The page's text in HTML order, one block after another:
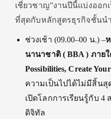
เชี่ยวชาญ”งานปีนี้แบ่งออก
ที่สุดกับหลักสูตรธุรกิจชั้นน
ช่วงเช้า (09.00–00 น.) –
นานาชาติ ( BBA ) ภาย
Possibilities, Create
ความเป็นไปได้ไม่มีสิ้น
เปิดโลกการเรียนรู้กับ
ดิจิทัล